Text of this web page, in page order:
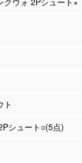
ト
シュート○(5点)